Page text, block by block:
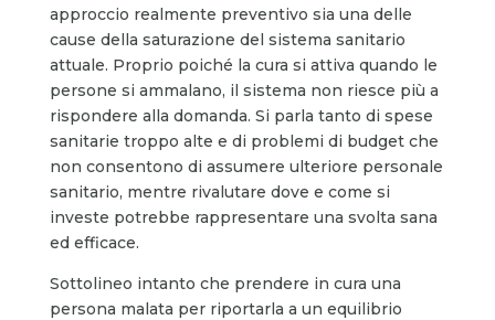
approccio realmente preventivo sia una delle
cause della saturazione del sistema sanitario
attuale. Proprio poiché la cura si attiva quando le
persone si ammalano, il sistema non riesce più a
rispondere alla domanda. Si parla tanto di spese
sanitarie troppo alte e di problemi di budget che
non consentono di assumere ulteriore personale
sanitario, mentre rivalutare dove e come si
investe potrebbe rappresentare una svolta sana
ed efficace.
Sottolineo intanto che prendere in cura una
persona malata per riportarla a un equilibrio